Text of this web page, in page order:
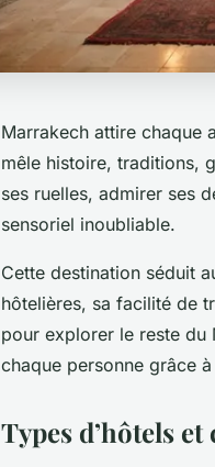
Marrakech attire chaque
mêle histoire, traditions,
ses ruelles, admirer ses
sensoriel inoubliable.
Cette destination séduit
hôtelières, sa facilité de
pour explorer le reste du
chaque personne grâce
Types d’hôtels